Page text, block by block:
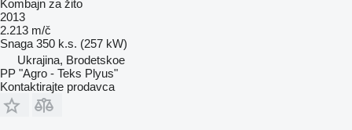
Kombajn za žito
2013
2.213 m/č
Snaga 350 k.s. (257 kW)
Ukrajina, Brodetskoe
PP "Agro - Teks Plyus"
Kontaktirajte prodavca